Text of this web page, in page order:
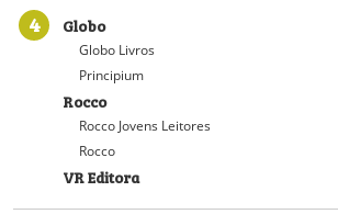
4 Globo
Globo Livros
Principium
Rocco
Rocco Jovens Leitores
Rocco
VR Editora